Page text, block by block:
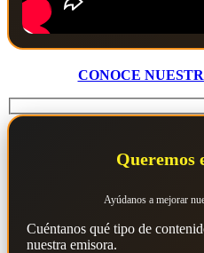
CONOCE
Queremos
Ayúdanos a mejorar
Cuéntanos qué tipo de
nuestra emisora.